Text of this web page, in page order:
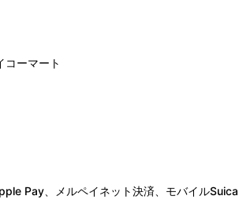
コーマート
Pay、メルペイネット決済、モバイルSuica